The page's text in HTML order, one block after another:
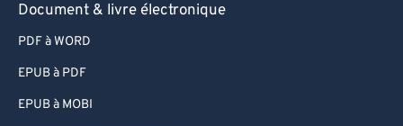
Document & livre électronique
PDF à WORD
EPUB à PDF
EPUB à MOBI